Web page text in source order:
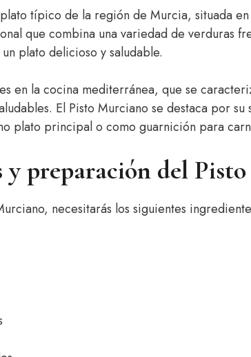
típico de la región de Murcia, situada en
que combina una variedad de verduras
plato delicioso y saludable.
en la cocina mediterránea, que se
El Pisto Murciano se destaca por
plato principal o como guarnición para
y preparación del
necesitarás los siguientes